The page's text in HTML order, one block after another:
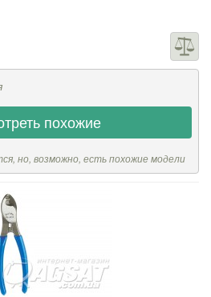
похожие
но, возможно, есть похожие модели